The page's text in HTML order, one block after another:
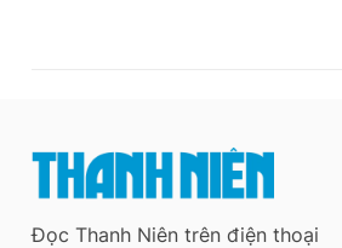
Đọc Thanh Niên trên điện thoại